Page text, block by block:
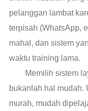
pelanggan lambat
terpisah (WhatsApp,
mahal, dan sistem
waktu training lama.
Memilih sistem
bukanlah hal mudah.
murah, mudah